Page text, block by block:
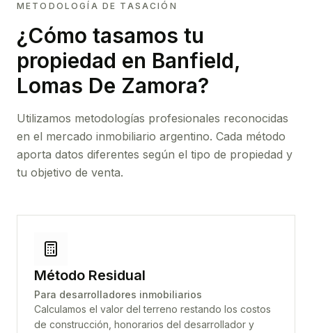
METODOLOGÍA DE TASACIÓN
¿Cómo tasamos tu
propiedad en Banfield,
Lomas De Zamora?
Utilizamos metodologías profesionales reconocidas
en el mercado inmobiliario argentino. Cada método
aporta datos diferentes según el tipo de propiedad y
tu objetivo de venta.
Método Residual
Para desarrolladores inmobiliarios
Calculamos el valor del terreno restando los costos
de construcción, honorarios del desarrollador y